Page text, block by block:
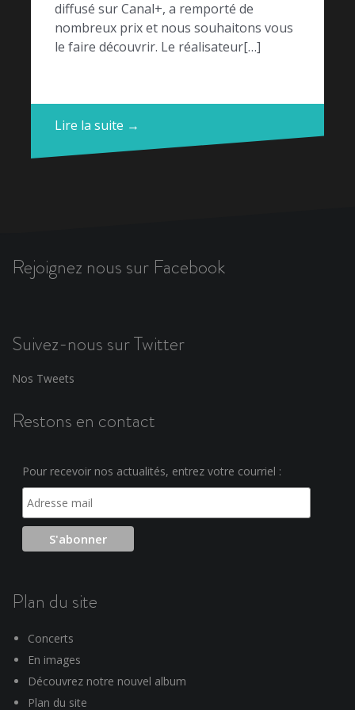
diffusé sur Canal+, a remporté de
nombreux prix et nous souhaitons vous
le faire découvrir. Le réalisateur[…]
Lire la suite →
Rejoignez nous sur Facebook
Suivez-nous sur Twitter
Nos Tweets
Restons en contact
Pour recevoir nos actualités, entrez votre courriel :
Plan du site
Concerts
En images
Découvrez notre nouvel album
Plan du site